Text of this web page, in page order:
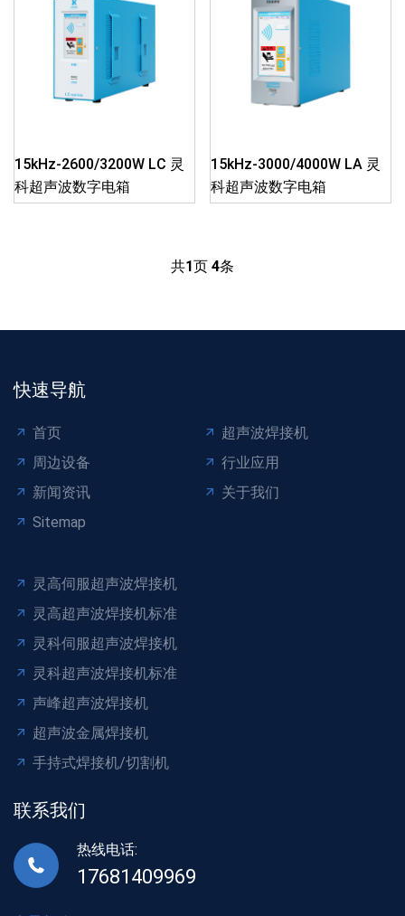
15kHz-2600/3200W LC 灵
科超声波数字电箱
15kHz-3000/4000W LA 灵
科超声波数字电箱
共1页 4条
快速导航
首页
超声波焊接机
周边设备
行业应用
新闻资讯
关于我们
Sitemap
灵高伺服超声波焊接机
灵高超声波焊接机标准
灵科伺服超声波焊接机
灵科超声波焊接机标准
声峰超声波焊接机
超声波金属焊接机
手持式焊接机/切割机
联系我们
热线电话:
17681409969